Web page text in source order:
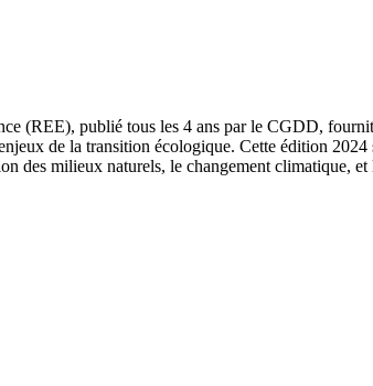
(REE), publié tous les 4 ans par le CGDD,
de la transition écologique. Cette édition
des milieux naturels, le changement climatique,